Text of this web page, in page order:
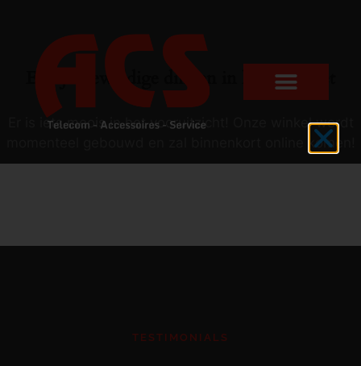
Er zijn geweldige dingen in het verschiet
Er is iets moois in het vooruitzicht! Onze winkel wordt
momenteel gebouwd en zal binnenkort online komen!
TESTIMONIALS